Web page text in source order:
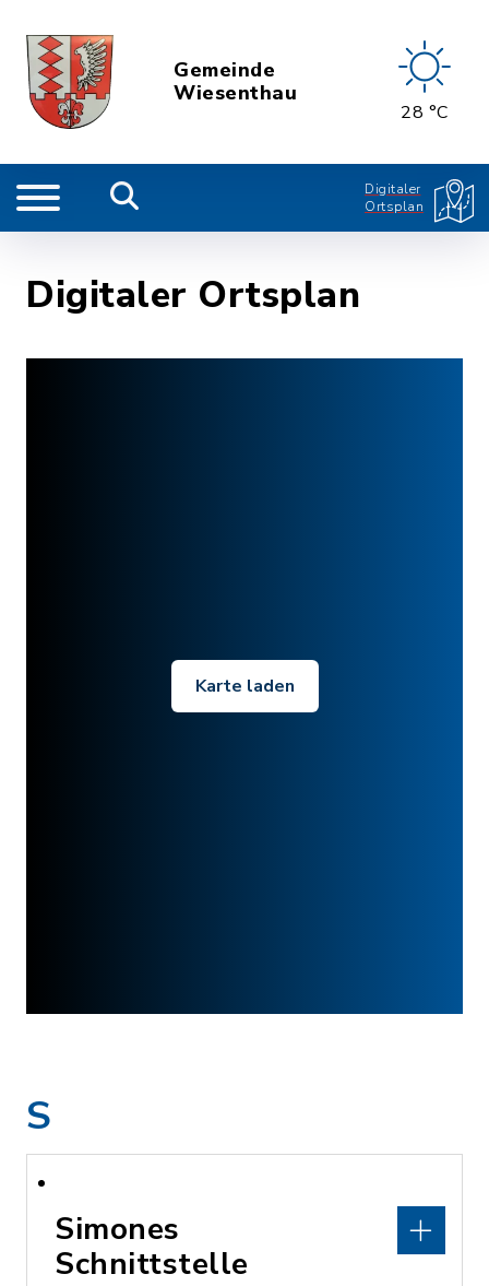
Gemeinde
Wiesenthau
28 °C
Digitaler
Ortsplan
Digitaler Ortsplan
Karte laden
S
Simones
Schnittstelle